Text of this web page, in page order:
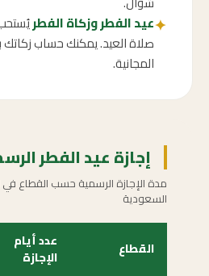
✦عيد الفطر وزكاة الفطر
صلاة العيد. يمكنك حساب زكاتك
المجانية.
إجازة عيد الفطر
مدة الإجازة الرسمية حسب القطاع في
السعودية
القطاع
عدد أيام
الإجازة